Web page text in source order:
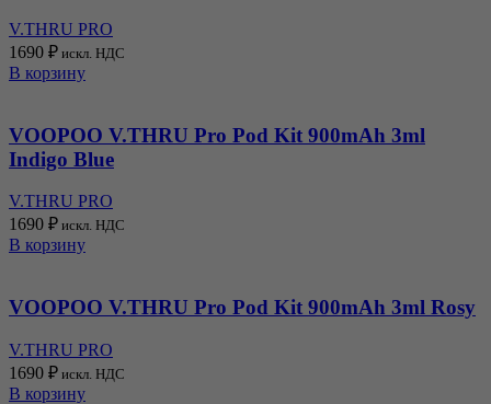
V.THRU PRO
1690 ₽ искл. НДС
В корзину
VOOPOO V.THRU Pro Pod Kit 900mAh 3ml
Indigo Blue
V.THRU PRO
1690 ₽ искл. НДС
В корзину
VOOPOO V.THRU Pro Pod Kit 900mAh 3ml Rosy
V.THRU PRO
1690 ₽ искл. НДС
В корзину